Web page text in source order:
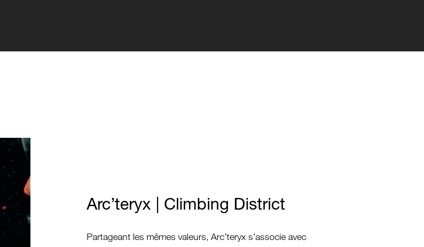
Arc’teryx | Climbing District
Partageant les mêmes valeurs, Arc’teryx s’associe avec